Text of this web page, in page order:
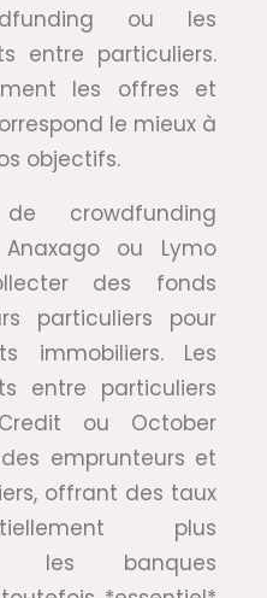
ou les
entre particuliers.
les offres et
le mieux à
objectifs.
crowdfunding
ou Lymo
des fonds
particuliers pour
immobiliers. Les
entre particuliers
ou October
emprunteurs et
offrant des taux
plus
les banques